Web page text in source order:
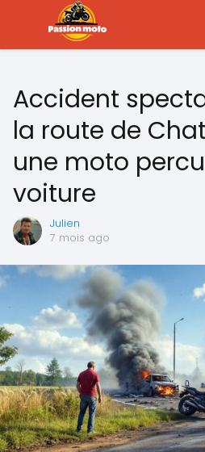
Accident
la route de
une moto
voiture
Julien
7 mois ago